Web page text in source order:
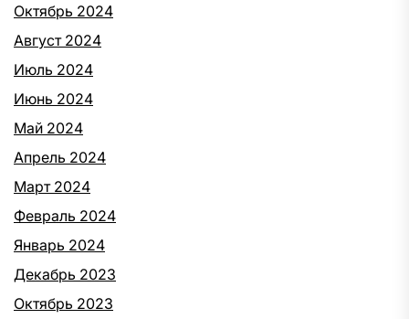
Октябрь 2024
Август 2024
Июль 2024
Июнь 2024
Май 2024
Апрель 2024
Март 2024
Февраль 2024
Январь 2024
Декабрь 2023
Октябрь 2023